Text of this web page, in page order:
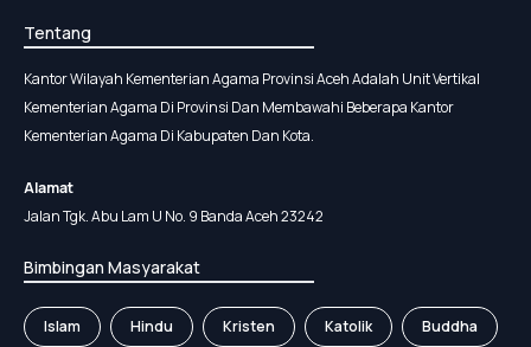
Tentang
Kantor Wilayah Kementerian Agama Provinsi Aceh Adalah Unit Vertikal
Kementerian Agama Di Provinsi Dan Membawahi Beberapa Kantor
Kementerian Agama Di Kabupaten Dan Kota.
Alamat
Jalan Tgk. Abu Lam U No. 9 Banda Aceh 23242
Bimbingan Masyarakat
Islam Hindu Kristen Katolik Buddha